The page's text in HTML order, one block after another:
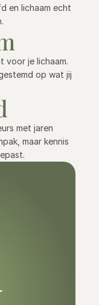
en lichaam echt
voor je lichaam.
op wat jij
met jaren
maar kennis